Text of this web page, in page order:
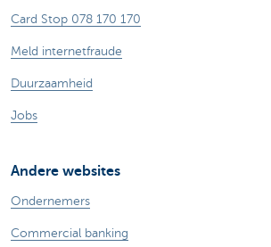
Card Stop 078 170 170
Meld internetfraude
Duurzaamheid
Jobs
Andere websites
Ondernemers
Commercial banking